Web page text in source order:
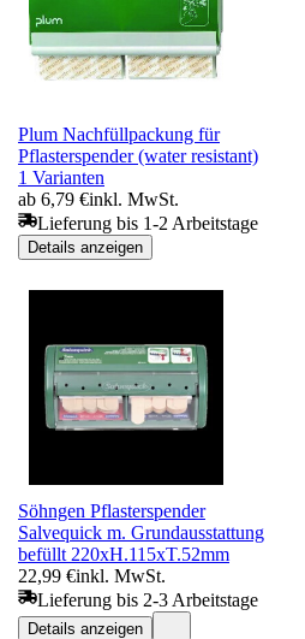
Plum Nachfüllpackung für
Pflasterspender (water resistant)
1 Varianten
ab 6,79 €inkl. MwSt.
Lieferung bis 1-2 Arbeitstage
Details anzeigen
Söhngen Pflasterspender
Salvequick m. Grundausstattung
befüllt 220xH.115xT.52mm
22,99 €inkl. MwSt.
Lieferung bis 2-3 Arbeitstage
Details anzeigen